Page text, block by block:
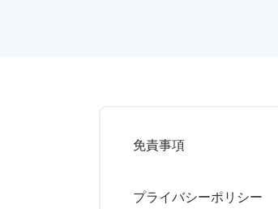
免責事項
プライバシーポリシー